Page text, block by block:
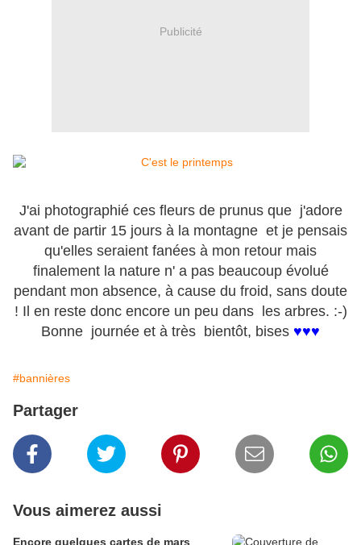
Publicité
J'ai photographié ces fleurs de prunus que j'adore
avant de partir 15 jours à la montagne et je pensais
qu'elles seraient fanées à mon retour mais
finalement la nature n' a pas beaucoup évolué
pendant mon absence, à cause du froid, sans doute
! Il en reste donc encore un peu dans les arbres. :-)
Bonne journée et à très bientôt, bises ♥♥♥
#bannières
Partager
Vous aimerez aussi
Encore quelques cartes de mars